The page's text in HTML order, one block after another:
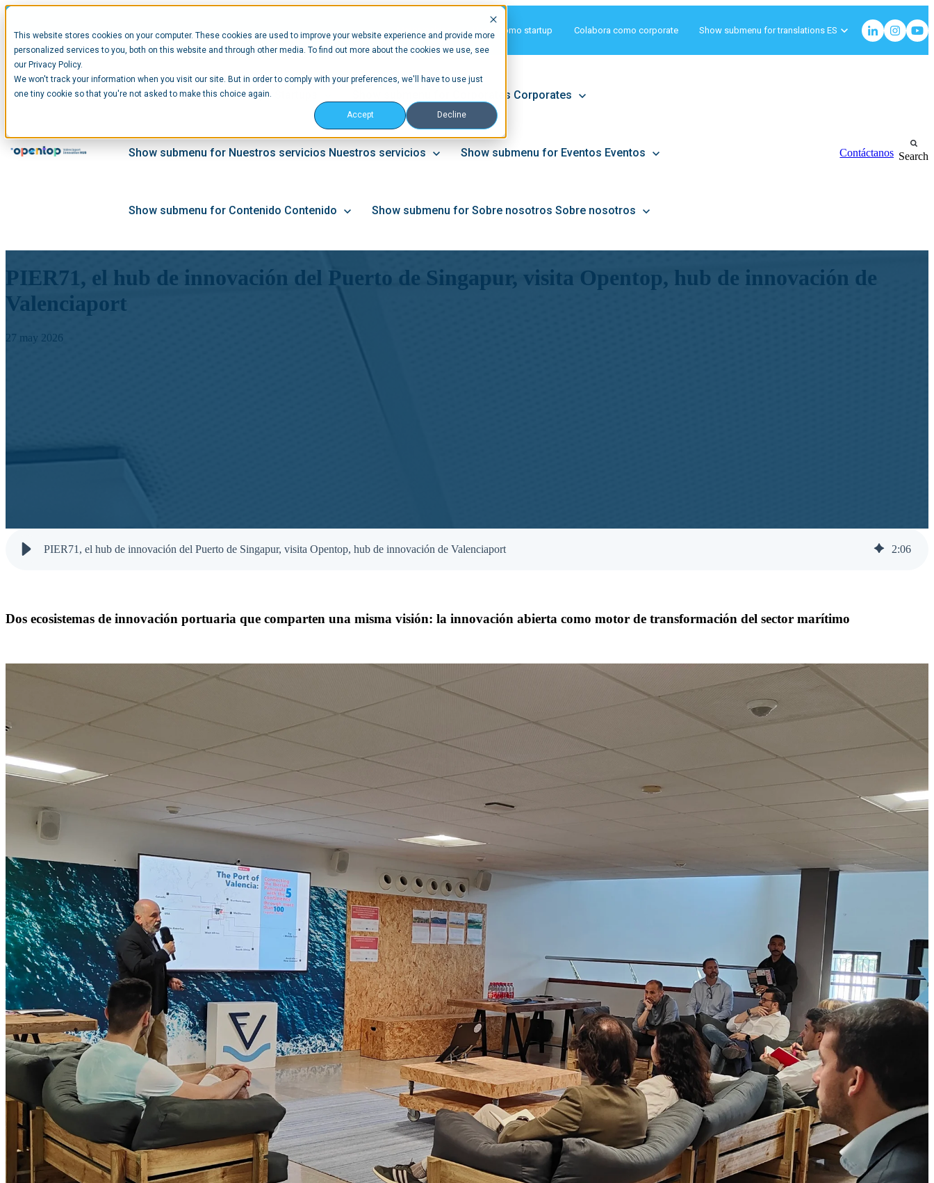
This website stores cookies on your computer. These cookies are used to improve your website experience and provide more
personalized services to you, both on this website and through other media. To find out more about the cookies we use, see
our Privacy Policy.
We won't track your information when you visit our site. But in order to comply with your preferences, we'll have to use just
one tiny cookie so that you're not asked to make this choice again.
Accept Decline
Matchmaking Únete como startup Colabora como corporate Show submenu for translations ES
Show submenu for Startups Show submenu for Corporates Corporates
Show submenu for Nuestros servicios Nuestros servicios Show submenu for Eventos Eventos
Show submenu for Contenido Contenido Show submenu for Sobre nosotros Sobre nosotros
Contáctanos Search
PIER71, el hub de innovación del Puerto de Singapur, visita Opentop, hub de innovación de
Valenciaport
27 may 2026
PIER71, el hub de innovación del Puerto de Singapur, visita Opentop, hub de innovación de Valenciaport 2:06
Dos ecosistemas de innovación portuaria que comparten una misma visión: la innovación abierta como motor de transformación del sector marítimo